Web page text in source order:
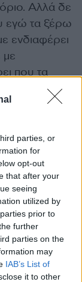
parties, or
for
opt-out
that after your
seeing
utilized by
prior to
further
parties on the
may
IAB’s List of
it to other
Αλλά δε
εγώ τα ξέρω
ενδιαφέρει
με
που τα